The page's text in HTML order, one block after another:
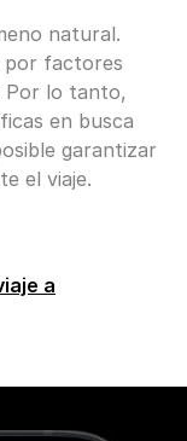
natural.
por factores
Por lo tanto,
en busca
garantizar
el viaje.
a